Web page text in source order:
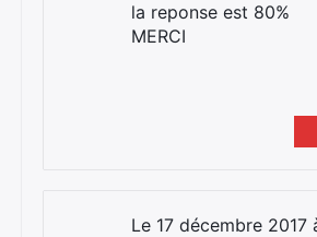
la reponse est 80%
MERCI
Le 17 décembre 2017